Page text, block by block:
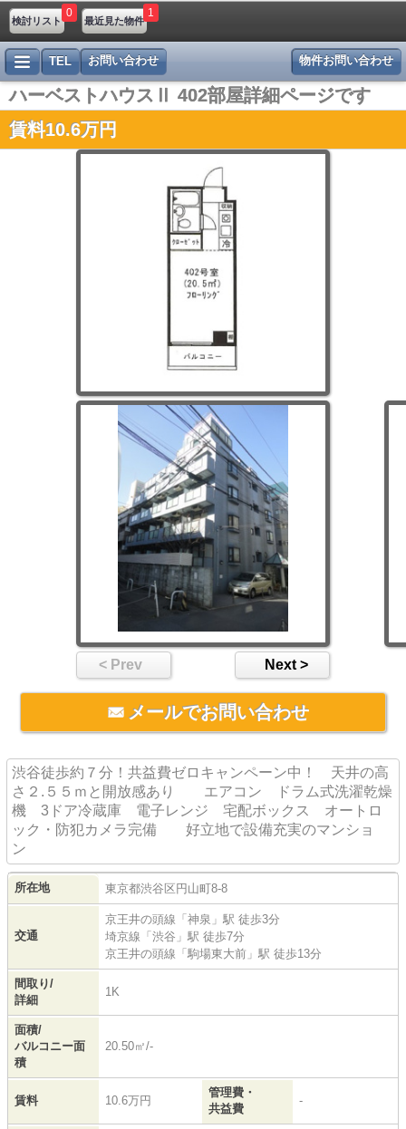
検討リスト
0
最近見た物件
1
物件お問い合わせ
TEL お問い合わせ
ハーベストハウスⅡ 402部屋詳細ページです
賃料10.6万円
< Prev Next >
メールでお問い合わせ
渋谷徒歩約７分！共益費ゼロキャンペーン中！ 天井の高
さ２.５５ｍと開放感あり エアコン ドラム式洗濯乾燥
機 3ドア冷蔵庫 電子レンジ 宅配ボックス オートロ
ック・防犯カメラ完備 好立地で設備充実のマンショ
ン
所在地 東京都渋谷区 円山町8-8
交通
京王井の頭線 「 神泉 」駅 徒歩3分
埼京線 「 渋谷 」駅 徒歩7分
京王井の頭線 「 駒場東大前 」駅 徒歩13分
間取り/
詳細
1K
面積/
バルコニー面
積
20.50㎡/-
賃料 10.6万円
管理費・
共益費
-